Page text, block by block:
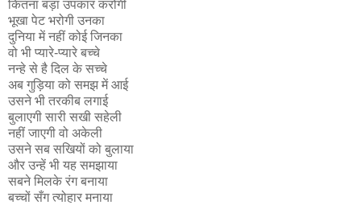
कितना बड़ा उपकार करोगी
भूखा पेट भरोगी उनका
दुनिया में नहीं कोई जिनका
वो भी प्यारे-प्यारे बच्चे
नन्हे से है दिल के सच्चे
अब गुड़िया को समझ में आई
उसने भी तरकीब लगाई
बुलाएगी सारी सखी सहेली
नहीं जाएगी वो अकेली
उसने सब सखियों को बुलाया
और उन्हें भी यह समझाया
सबने मिलके रंग बनाया
बच्चों सँग त्योहार मनाया